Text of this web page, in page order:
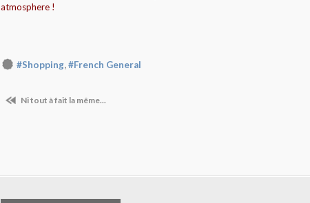
atmosphere !
#Shopping,#French General
Ni tout à fait la même...